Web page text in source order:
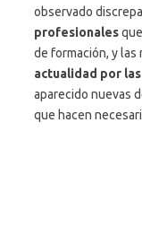
observado
profesionales
de formación, y las
actualidad por
aparecido nuevas
que hacen